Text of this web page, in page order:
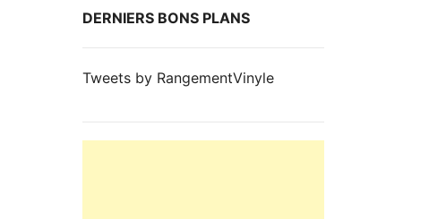
DERNIERS BONS PLANS
Tweets by RangementVinyle